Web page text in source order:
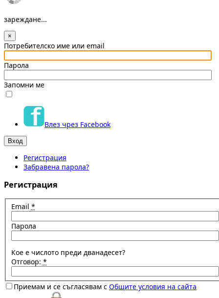
зареждане...
×
Потребителско име или email
Парола
Запомни ме
Влез чрез Facebook
Регистрация
Забравена парола?
Регистрация
Email *
Парола
Кое е числото преди дванадесет?
Отговор: *
Приемам и се съгласявам с Общите условия на сайта